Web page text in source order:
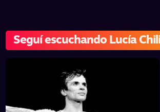
Seguí escuchando Lucía